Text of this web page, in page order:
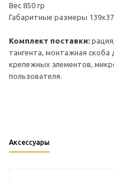
Вес 850 гр
Габаритные размеры
Комплект поставки:
тангента, монтажная скоба
крепежных элементов,
пользователя.
Аксессуары